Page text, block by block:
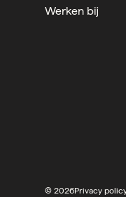
Werken bij
© 2026Privacy